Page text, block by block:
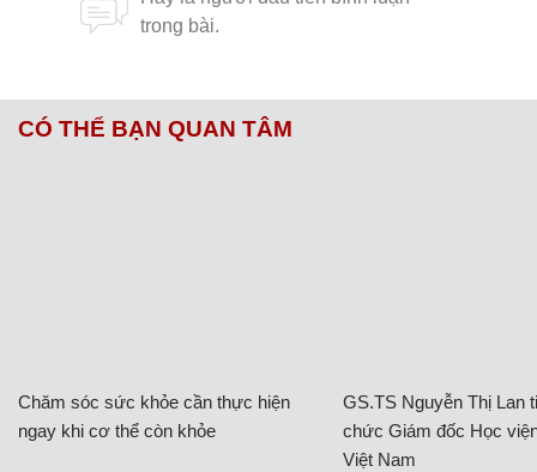
CÓ THỂ BẠN QUAN TÂM
Chăm sóc sức khỏe cần thực hiện
ngay khi cơ thể còn khỏe
GS.TS Nguyễn Thị Lan
chức Giám đốc Học
Việt Nam